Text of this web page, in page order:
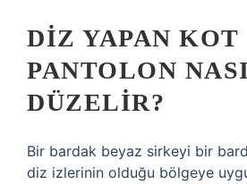
DIZ YAPAN KOT
PANTOLON
DÜZELIR?
Bir bardak beyaz sirkeyi bir
diz izlerinin olduğu bölgeye